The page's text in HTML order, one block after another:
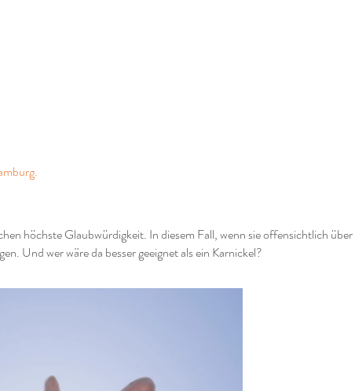
höchste Glaubwürdigkeit. In diesem Fall, wenn sie offensichtlich über
Und wer wäre da besser geeignet als ein Karnickel?